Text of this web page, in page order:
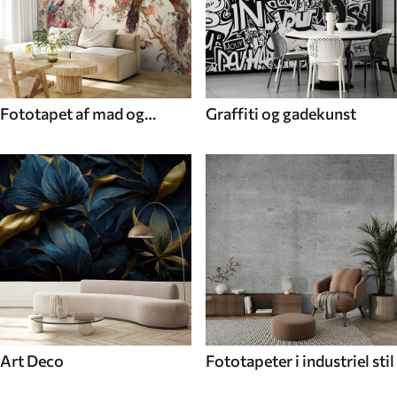
Fototapet af mad og
Graffiti og gadekunst
Art Deco Fototapeter i industriel stil